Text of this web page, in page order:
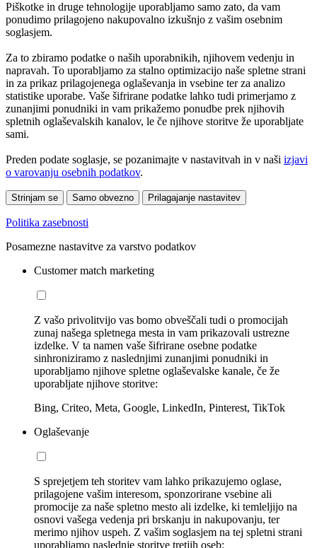
Piškotke in druge tehnologije uporabljamo samo zato, da vam
ponudimo prilagojeno nakupovalno izkušnjo z vašim osebnim
soglasjem.
Za to zbiramo podatke o naših uporabnikih, njihovem vedenju in
napravah. To uporabljamo za stalno optimizacijo naše spletne strani
in za prikaz prilagojenega oglaševanja in vsebine ter za analizo
statistike uporabe. Vaše šifrirane podatke lahko tudi primerjamo z
zunanjimi ponudniki in vam prikažemo ponudbe prek njihovih
spletnih oglaševalskih kanalov, le če njihove storitve že uporabljate
sami.
Preden podate soglasje, se pozanimajte v nastavitvah in v naši izjavi
o varovanju osebnih podatkov.
Strinjam se Samo obvezno Prilagajanje nastavitev
Politika zasebnosti
Posamezne nastavitve za varstvo podatkov
Customer match marketing
Z vašo privolitvijo vas bomo obveščali tudi o promocijah
zunaj našega spletnega mesta in vam prikazovali ustrezne
izdelke. V ta namen vaše šifrirane osebne podatke
sinhroniziramo z naslednjimi zunanjimi ponudniki in
uporabljamo njihove spletne oglaševalske kanale, če že
uporabljate njihove storitve:
Bing, Criteo, Meta, Google, LinkedIn, Pinterest, TikTok
Oglaševanje
S sprejetjem teh storitev vam lahko prikazujemo oglase,
prilagojene vašim interesom, sponzorirane vsebine ali
promocije za naše spletno mesto ali izdelke, ki temleljijo na
osnovi vašega vedenja pri brskanju in nakupovanju, ter
merimo njihov uspeh. Z vašim soglasjem na tej spletni strani
uporabljamo naslednje storitve tretjih oseb: